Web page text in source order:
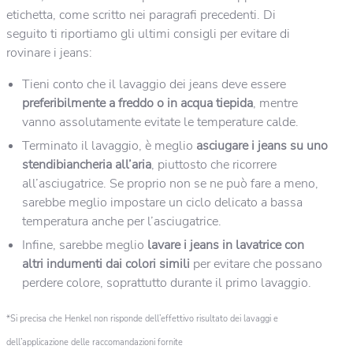
etichetta, come scritto nei paragrafi precedenti. Di
seguito ti riportiamo gli ultimi consigli per evitare di
rovinare i jeans:
Tieni conto che il lavaggio dei jeans deve essere
preferibilmente a freddo o in acqua tiepida, mentre
vanno assolutamente evitate le temperature calde.
Terminato il lavaggio, è meglio asciugare i jeans su uno
stendibiancheria all’aria, piuttosto che ricorrere
all’asciugatrice. Se proprio non se ne può fare a meno,
sarebbe meglio impostare un ciclo delicato a bassa
temperatura anche per l’asciugatrice.
Infine, sarebbe meglio lavare i jeans in lavatricecon
altri indumenti dai colori simili per evitare che possano
perdere colore, soprattutto durante il primo lavaggio.
*Si precisa che Henkel non risponde dell’effettivo risultato dei lavaggi e
dell’applicazione delle raccomandazioni fornite